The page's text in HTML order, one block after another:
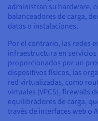
administran su hardware,
balanceadores de carga,
datos o instalaciones.
Por el contrario, las redes
infraestructura en
proporcionados por un
dispositivos físicos, las
red virtualizadas, como
virtuales (VPCS), firewalls
equilibradores de carga,
través de interfaces web o